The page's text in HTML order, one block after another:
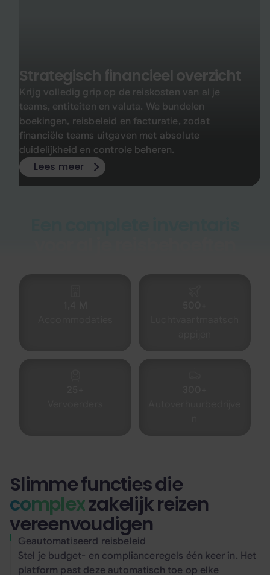
Strategisch financieel overzicht
Krijg volledig grip op de reiskosten van al je
teams, entiteiten en valuta. We bundelen
boekingen, reisbeleid en facturatie, zodat
financiële teams uitgaven met absolute
duidelijkheid en controle beheren.
Lees meer
Slimme functies die
complexzakelijk reizen
vereenvoudigen
Geautomatiseerd reisbeleid
Stel je budget- en complianceregels één keer in. Het
platform past deze automatisch toe op elke